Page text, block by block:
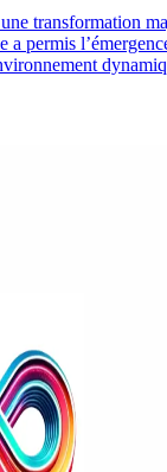
transformation
a permis